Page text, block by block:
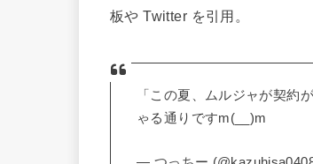
板や Twitter を引用。
「この夏、ムルジャが契約
ゃる通りですm(__)m